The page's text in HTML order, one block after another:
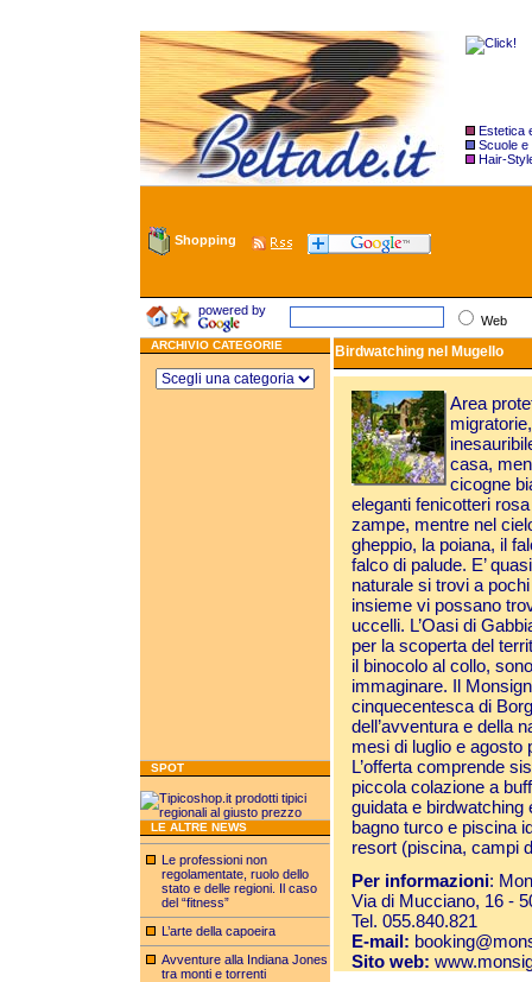
Estetica
Scuole e
Hair-
Shopping
powered by
Web
ARCHIVIO CATEGORIE
SPOT
LE ALTRE NEWS
Le professioni non
regolamentate, ruolo dello
stato e delle regioni. Il caso
del “fitness”
L’arte della capoeira
Avventure alla Indiana Jones
tra monti e torrenti
Birdwatching nel Mugello
Area
migratorie,
casa,
cicogne
eleganti fenicotteri
zampe, mentre nel
gheppio, la poiana, il
falco di palude. E’
naturale si trovi a
insieme vi possano
uccelli. L’Oasi di
per la scoperta del
il binocolo al collo,
immaginare. Il
cinquecentesca di
dell’avventura e della
mesi di luglio e agosto
L’offerta comprende
piccola colazione a
guidata e birdwatching
bagno turco e piscina
resort (piscina, campi
Per informazioni:
Via di Mucciano, 16 -
Tel. 055.840.821
E-mail:
Sito web: